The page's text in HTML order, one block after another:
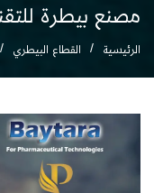
مصنع بيطرة
الرئيسية القطاع البيطري